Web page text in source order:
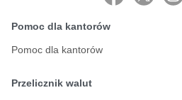
Pomoc dla kantorów
Pomoc dla kantorów
Przelicznik walut